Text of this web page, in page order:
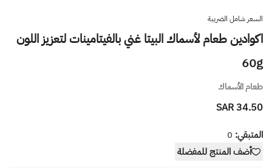
السعر شامل الضريبة
اكوادين طعام لأسماك البيتا غني بالفيتامينات لتعزيز اللون
60g
طعام الأسماك
34.50 SAR
المتبقي: 0
أضف المنتج للمفضلة